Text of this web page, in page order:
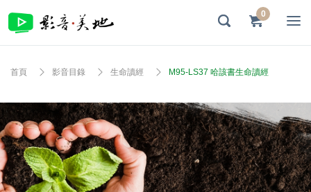
0
首頁 影音目錄 生命讀經 M95-LS37 哈該書生命讀經